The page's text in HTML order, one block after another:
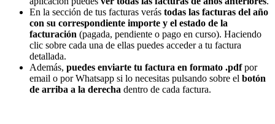
En la sección de tus facturas verás todas las facturas del año
con su correspondiente importe y el estado de la
facturación (pagada, pendiente o pago en curso). Haciendo
clic sobre cada una de ellas puedes acceder a tu factura
detallada.
Además, puedes enviarte tu factura en formato .pdfpor
email o por Whatsapp si lo necesitas pulsando sobre el botón
de arriba a la derecha dentro de cada factura.